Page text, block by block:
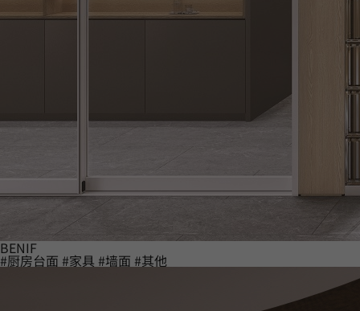
BENIF
#厨房台面 #家具 #墙面 #其他